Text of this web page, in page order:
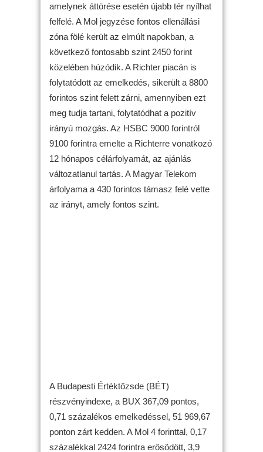
amelynek áttörése esetén újabb tér nyílhat
felfelé. A Mol jegyzése fontos ellenállási
zóna fölé került az elmúlt napokban, a
következő fontosabb szint 2450 forint
közelében húzódik. A Richter piacán is
folytatódott az emelkedés, sikerült a 8800
forintos szint felett zárni, amennyiben ezt
meg tudja tartani, folytatódhat a pozitív
irányú mozgás. Az HSBC 9000 forintról
9100 forintra emelte a Richterre vonatkozó
12 hónapos célárfolyamát, az ajánlás
változatlanul tartás. A Magyar Telekom
árfolyama a 430 forintos támasz felé vette
az irányt, amely fontos szint.
A Budapesti Értéktőzsde (BÉT)
részvényindexe, a BUX 367,09 pontos,
0,71 százalékos emelkedéssel, 51 969,67
ponton zárt kedden. A Mol 4 forinttal, 0,17
százalékkal 2424 forintra erősödött, 3,9